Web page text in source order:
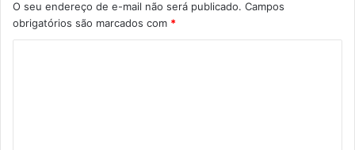
O seu endereço de e-mail não será publicado. Campos
obrigatórios são marcados com *